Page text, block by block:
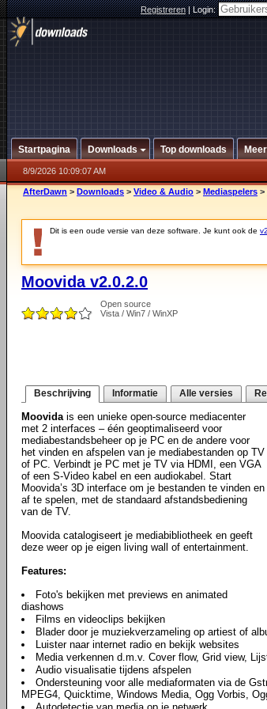
Registreren|Login:
Startpagina Downloads Top downloads Meer
8/9/2026 10:09:07 AM
AfterDawn > Downloads > Video & Audio > Mediaspelers >
Dit is een oude versie van deze software. Je kunt ook de
Moovida v2.0.2.0
Open source
Vista / Win7 / WinXP
Beschrijving Informatie Alle versies
Moovidais een unieke open-source mediacenter
met 2 interfaces – één geoptimaliseerd voor
mediabestandsbeheer op je PC en de andere voor
het vinden en afspelen van je mediabestanden op TV
of PC. Verbindt je PC met je TV via HDMI, een VGA
of een S-Video kabel en een audiokabel. Start
Moovida’s 3D interface om je bestanden te vinden en
af te spelen, met de standaard afstandsbediening
van de TV.
Moovida catalogiseert je mediabibliotheek en geeft
deze weer op je eigen living wall of entertainment.
Features:
Foto's bekijken met previews en animated
diashows
Films en videoclips bekijken
Blader door je muziekverzameling op artiest of
Luister naar internet radio en bekijk websites
Media verkennen d.m.v. Cover flow, Grid view,
Audio visualisatie tijdens afspelen
Ondersteuning voor alle mediaformaten via de
MPEG4, Quicktime, Windows Media, Ogg Vorbis,